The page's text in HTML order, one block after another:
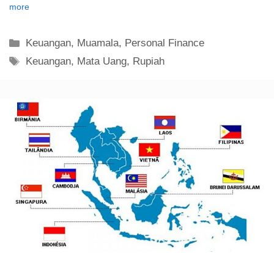
more
Kategori
Keuangan, Muamala, Personal Finance
Tag
Keuangan, Mata Uang, Rupiah